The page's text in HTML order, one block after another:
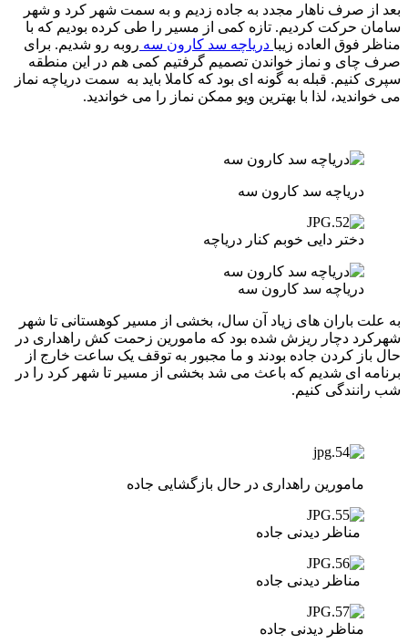
بعد از صرف ناهار مجدد به جاده زدیم و به سمت شهر کرد و شهر
سامان حرکت کردیم. تازه کمی از مسیر را طی کرده بودیم که با
مناظر فوق العاده زیبا دریاچه سد کارون سه روبه رو شدیم. برای
صرف چای و نماز خواندن تصمیم گرفتیم کمی هم در این منطقه
سپری کنیم. قبله به گونه ای بود که کاملا باید به سمت دریاچه نماز
می خواندید، لذا با بهترین ویو ممکن نماز را می خواندید.
دریاچه سد کارون سه
دختر دایی خوبم کنار دریاچه
دریاچه سد کارون سه
به علت باران های زیاد آن سال، بخشی از مسیر کوهستانی تا شهر
شهرکرد دچار ریزش شده بود که مامورین زحمت کش راهداری در
حال باز کردن جاده بودند و ما مجبور به توقف یک ساعت خارج از
برنامه ای شدیم که باعث می شد بخشی از مسیر تا شهر کرد را در
شب رانندگی کنیم.
مامورین راهداری در حال بازگشایی جاده
مناظر دیدنی جاده
مناظر دیدنی جاده
مناظر دیدنی جاده